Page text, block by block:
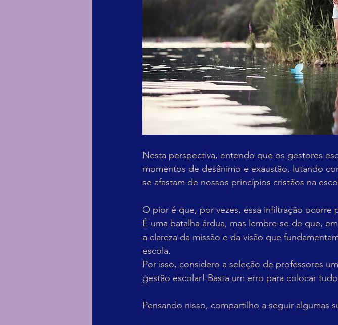
Nesta perspectiva, entendo que os gestores
momentos de desânimo e exaustão, lutando
se afastam de nossos princípios cristãos na
O pior é que, por vezes, essa infiltração
É uma batalha árdua, mas lembre-se de que,
a clareza da missão e da visão que
escola.
Por isso, considero a seleção de professores
gestão escolar! Basta um erro para colocar
Pensando nisso, compartilho a seguir algumas